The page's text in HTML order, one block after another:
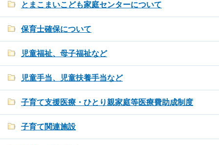
とまこまいこども家庭センターについて
保育士確保について
児童福祉、母子福祉など
児童手当、児童扶養手当など
子育て支援医療・ひとり親家庭等医療費助成制度
子育て関連施設